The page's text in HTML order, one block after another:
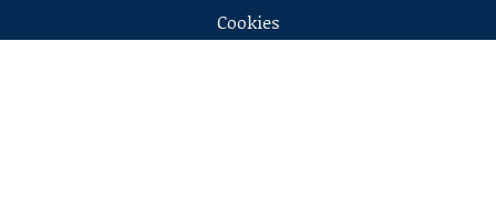
Cookies